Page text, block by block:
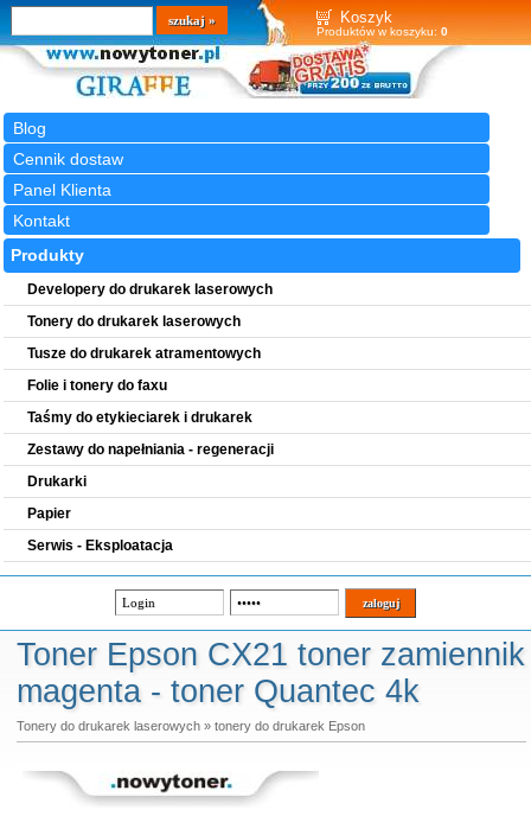
Koszyk
Produktów w koszyku: 0
Blog
Cennik dostaw
Panel Klienta
Kontakt
Wyszukiwarka
szukaj
Produkty
Developery do drukarek laserowych
Tonery do drukarek laserowych
Tusze do drukarek atramentowych
Folie i tonery do faxu
Taśmy do etykieciarek i drukarek
Zestawy do napełniania - regeneracji
Drukarki
Papier
Serwis - Eksploatacja
Toner Epson CX21 toner zamiennik
magenta - toner Quantec 4k
Tonery do drukarek laserowych» tonery do drukarek Epson